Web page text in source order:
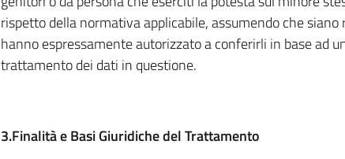
rispetto della normativa applicabile, assumendo che
hanno espressamente autorizzato a conferirli in base ad
trattamento dei dati in questione.
3.Finalità e Basi Giuridiche del Trattamento